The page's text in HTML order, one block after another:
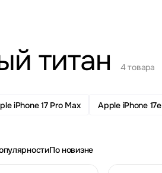
титан 4 товара
iPhone 17 Pro Max Apple iPhone 17e
По новизне